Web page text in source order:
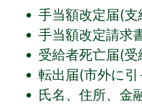
手当額改定届(
手当額改定請求
受給者死亡届(
転出届(市外に
氏名、住所、金